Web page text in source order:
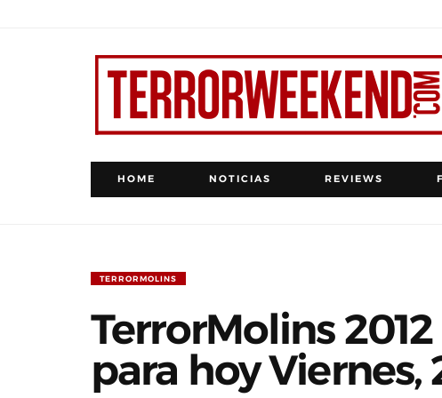
HOME NOTICIAS REVIEWS
TERRORMOLINS
TerrorMolins
para hoy